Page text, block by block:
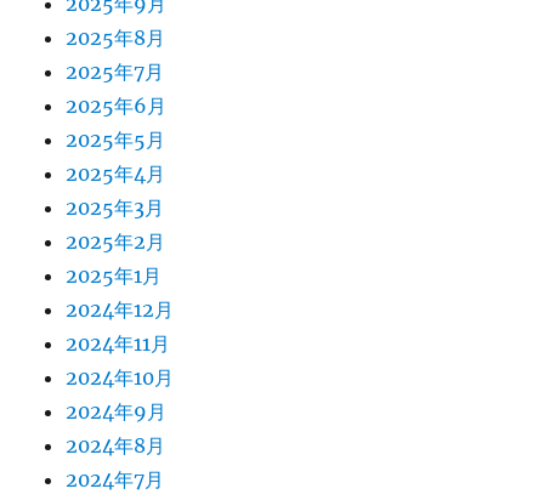
2025年8月
2025年7月
2025年6月
2025年5月
2025年4月
2025年3月
2025年2月
2025年1月
2024年12月
2024年11月
2024年10月
2024年9月
2024年8月
2024年7月